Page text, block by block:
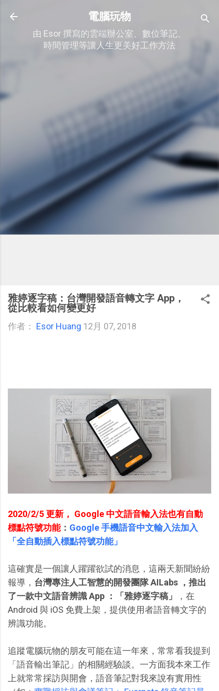
跳到主要內容
電腦玩物
由 Esor 撰寫的雲端辦公室、數位筆記、
時間管理等讓人生更美好工作方法
雅婷逐字稿：台灣開發語音轉文字 App，
從比較看如何變更好
作者： Esor Huang 12月 07, 2018
2020/2/5 更新， Google 中文語音輸入法也有自動
標點符號功能： Google 手機語音中文輸入法加入
「全自動插入標點符號功能」
這確實是一個讓人躍躍欲試的消息，這兩天新聞紛紛
報導， 台灣專注人工智慧的開發團隊 AILabs ，推出
了一款中文語音辨識 App ：「雅婷逐字稿」
，在
Android 與 iOS 免費上架，提供使用者語音轉文字的
辨識功能。
追蹤電腦玩物的朋友可能在這一年來，常常看我提到
「語音輸出筆記」的相關經驗談。一方面我本來工作
上就常常採訪與開會，語音筆記對我來說有實用性